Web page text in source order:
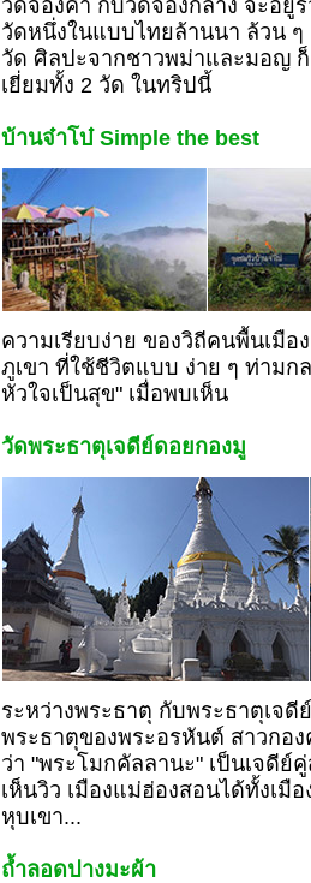
วัดจองคำ กับวัดจองกลาง จะอ
วัดหนึ่งในแบบไทยล้านนา ล้วน
วัด ศิลปะจากชาวพม่าและมอญ
เยี่ยมทั้ง 2 วัด ในทริปนี้
บ้านจ๋าโบ๋ Simple the best
ความเรียบง่าย ของวิถีคนพื้นเมื
ภูเขา ที่ใช้ชีวิตแบบ ง่าย ๆ ท่าม
หัวใจเป็นสุข" เมื่อพบเห็น
วัดพระธาตุเจดีย์ดอยกองมู
ระหว่างพระธาตุ กับพระธาตุเจดี
พระธาตุของพระอรหันต์ สาวกอ
ว่า "พระโมกคัลลานะ" เป็นเจดี
เห็นวิว เมืองแม่ฮ่องสอนได้ทั้งเมื
หุบเขา...
ถ้ำลอดปางมะผ้า